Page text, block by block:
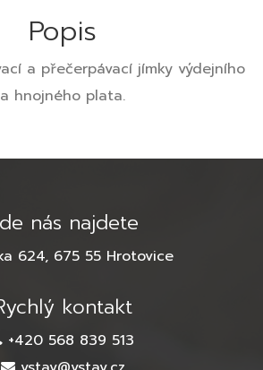
Popis
a přečerpávací jímky výdejního
a hnojného plata.
nás najdete
624, 675 55 Hrotovice
kontakt
+420 568 839 513